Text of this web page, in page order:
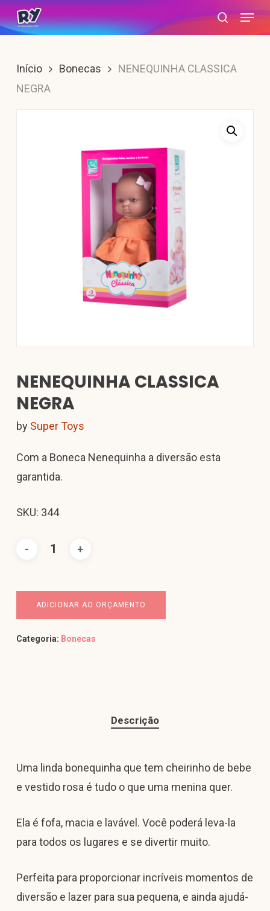
Skip
to
content
search
Menu
Início Bonecas
NENEQUINHA CLASSICA
NEGRA
NENEQUINHA CLASSICA
NEGRA
by Super Toys
Com a Boneca Nenequinha a diversão esta
garantida.
SKU: 344
ADICIONAR AO ORÇAMENTO
Categoria: Bonecas
Descrição
Uma linda bonequinha que tem cheirinho de bebe
e vestido rosa é tudo o que uma menina quer.
Ela é fofa, macia e lavável. Você poderá leva-la
para todos os lugares e se divertir muito.
Perfeita para proporcionar incríveis momentos de
diversão e lazer para sua pequena, e ainda ajudá-